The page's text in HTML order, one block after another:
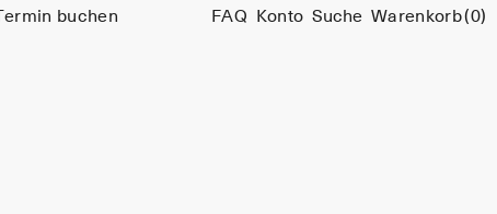
Termin buchen FAQ Konto Suche Warenkorb(0)